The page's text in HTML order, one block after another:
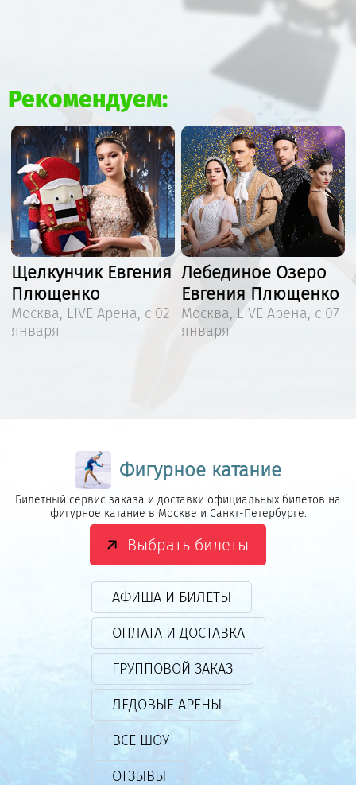
Рекомендуем:
Щелкунчик Евгения
Плющенко
Москва, LIVE Арена, с 02
января
Лебединое Озеро
Евгения Плющенко
Москва, LIVE Арена, с 07
января
Фигурное катание
Билетный сервис заказа и доставки официальных билетов на
фигурное катание в Москве и Санкт-Петербурге.
Выбрать билеты
АФИША И БИЛЕТЫ
ОПЛАТА И ДОСТАВКА
ГРУППОВОЙ ЗАКАЗ
ЛЕДОВЫЕ АРЕНЫ
ВСЕ ШОУ
ОТЗЫВЫ